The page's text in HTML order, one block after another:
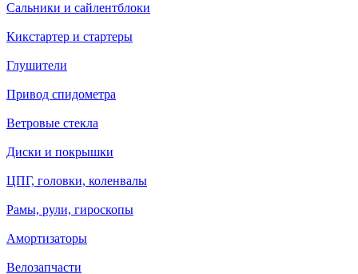
Сальники и сайлентблоки
Кикстартер и стартеры
Глушители
Привод спидометра
Ветровые стекла
Диски и покрышки
ЦПГ, головки, коленвалы
Рамы, рули, гироскопы
Амортизаторы
Велозапчасти